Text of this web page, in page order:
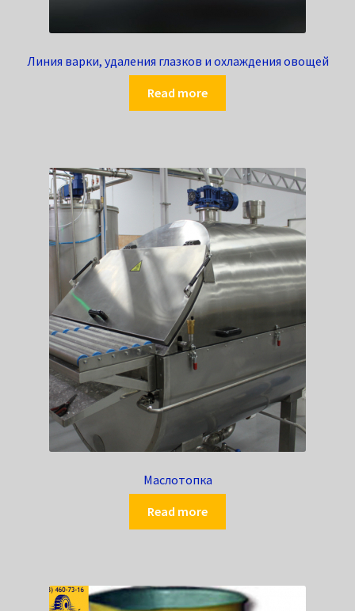
Линия варки, удаления глазков и охлаждения овощей
Read more
Маслотопка
Read more